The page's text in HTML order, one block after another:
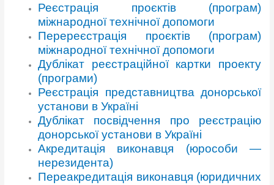
Реєстрація проєктів (програм)
міжнародної технічної допомоги
Перереєстрація проєктів (програм)
міжнародної технічної допомоги
Дублікат реєстраційної картки проекту
(програми)
Реєстрація представництва донорської
установи в Україні
Дублікат посвідчення про реєстрацію
донорської установи в Україні
Акредитація виконавця (юрособи —
нерезидента)
Переакредитація виконавця (юридичних